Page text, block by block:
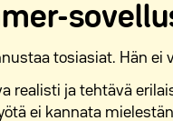
tosiasiat. Hän ei
realisti ja tehtävä
ei kannata